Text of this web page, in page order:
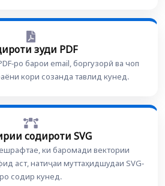
зуди PDF
ро барои email, боргузорӣ ва чоп
кори созанда тавлид кунед.
содироти SVG
ки баромади вектории
аст, натиҷаи муттаҳидшудаи SVG-
ро содир кунед.